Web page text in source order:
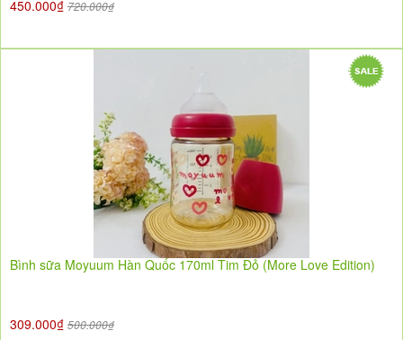
450.000₫ 720.000₫
Bình sữa Moyuum Hàn Quốc 170ml Tim Đỏ (More Love Edition)
309.000₫ 500.000₫